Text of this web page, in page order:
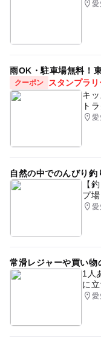
愛
雨OK・駐車場無料！
クーポン
スタンプラリ
キ
ト
愛
自然の中でのんびり釣
【
プ場
常滑レジャーや買い物
1人
に
愛